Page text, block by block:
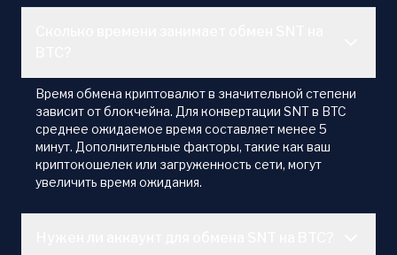
Время обмена криптовалют в значительной степени
зависит от блокчейна. Для конвертации SNT в BTC
среднее ожидаемое время составляет менее 5
минут. Дополнительные факторы, такие как ваш
криптокошелек или загруженность сети, могут
увеличить время ожидания.